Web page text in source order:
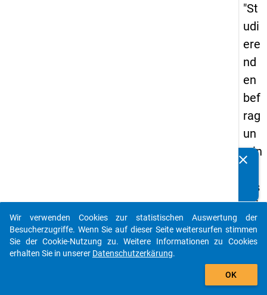
"St
udi
ere
nd
en
bef
rag
un
g in
uts
chl
an
d
clear
auto_stories
add_shopping_cart
Wir verwenden Cookies zur statistischen Auswertung der
Besucherzugriffe. Wenn Sie auf dieser Seite weitersurfen stimmen
Sie der Cookie-Nutzung zu. Weitere Informationen zu Cookies
erhalten Sie in unserer Datenschutzerkärung.
OK